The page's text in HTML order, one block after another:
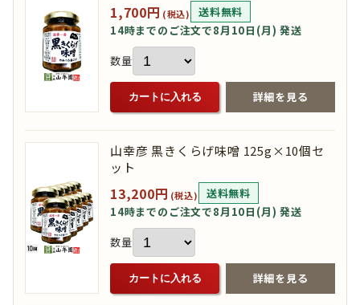
1,700円 (税込)
送料無料
14時までのご注文で8月10日(月) 発送
数量
カートに入れる 詳細を見る
山幸彦 黒きくらげ味噌 125g×10個セ
ット
13,200円 (税込)
送料無料
14時までのご注文で8月10日(月) 発送
数量
カートに入れる 詳細を見る